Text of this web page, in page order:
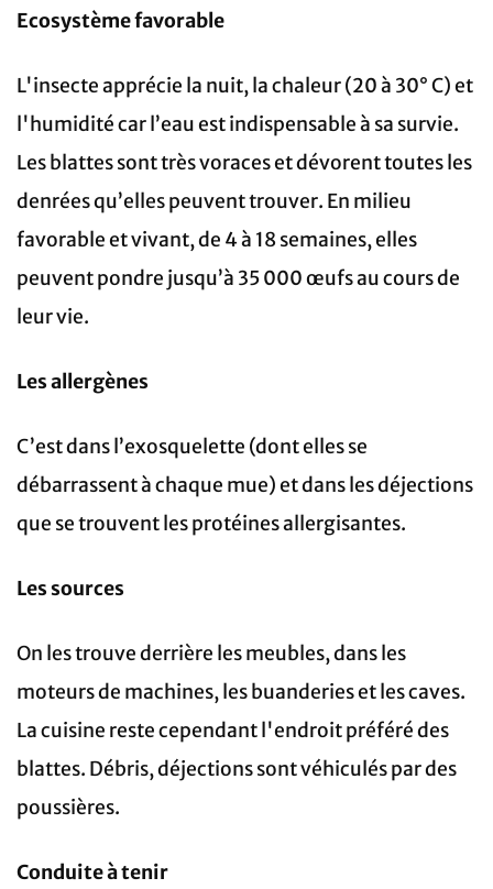
Ecosystème favorable
L'insecte apprécie la nuit, la chaleur (20 à 30° C) et
l'humidité car l’eau est indispensable à sa survie.
Les blattes sont très voraces et dévorent toutes les
denrées qu’elles peuvent trouver. En milieu
favorable et vivant, de 4 à 18 semaines, elles
peuvent pondre jusqu’à 35 000 œufs au cours de
leur vie.
Les allergènes
C’est dans l’exosquelette (dont elles se
débarrassent à chaque mue) et dans les déjections
que se trouvent les protéines allergisantes.
Les sources
On les trouve derrière les meubles, dans les
moteurs de machines, les buanderies et les caves.
La cuisine reste cependant l'endroit préféré des
blattes. Débris, déjections sont véhiculés par des
poussières.
Conduite à tenir